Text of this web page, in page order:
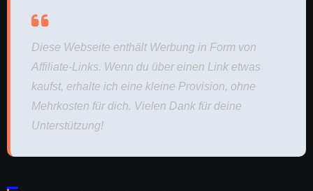
Diese Webseite enthält Werbung in Form von
Affiliate-Links. Wenn du über einen Link etwas
kaufst, erhalte ich eine kleine Provision, ohne
Mehrkosten für dich. Vielen Dank für deine
Unterstützung!